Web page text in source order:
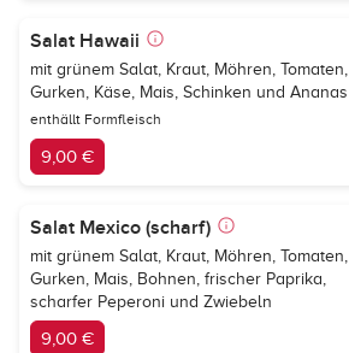
Salat Hawaii
mit grünem Salat, Kraut, Möhren, Tomaten,
Gurken, Käse, Mais, Schinken und Ananas
enthällt Formfleisch
9,00 €
Salat Mexico (scharf)
mit grünem Salat, Kraut, Möhren, Tomaten,
Gurken, Mais, Bohnen, frischer Paprika,
scharfer Peperoni und Zwiebeln
9,00 €